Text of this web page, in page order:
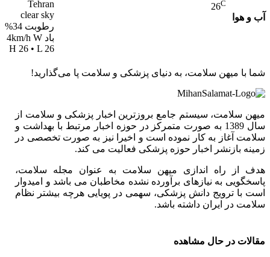
آب و هوا
26C
Tehran
clear sky
رطوبت 34%
باد 4km/h W
H 26 • L 26
شما با میهن سلامت، به دنیای پزشکی و سلامت پا می‌گذارید!
میهن سلامت، سیستم جامع بروزترین اخبار پزشکی و سلامت از
سال 1389 به صورت متمرکز در حوزه اخبار مرتبط با بهداشت و
سلامت آغاز به کار نموده است و اخیرا نیز به صورت تخصصی در
زمینه بازنشر اخبار حوزه پزشکی فعالیت می کند.
هدف از راه اندازی میهن سلامت به عنوان مجله سلامت،
پاسخگویی به نیازهای برآورده نشده مخاطبان می باشد و امیدوار
است با ترویج دانش پزشکی، سهمی در پویایی هرچه بیشتر نظام
سلامت در ایران داشته باشد.
مقالات در حال مشاهده